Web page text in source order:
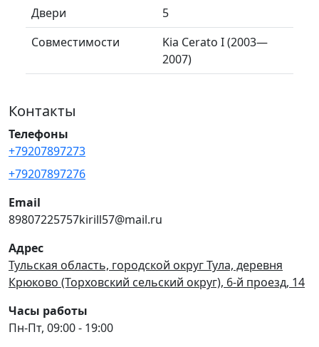
Двери
5
Совместимости
Kia Cerato I (2003—
2007)
Контакты
Телефоны
+79207897273
+79207897276
Email
89807225757kirill57@mail.ru
Адрес
Тульская область, городской округ Тула, деревня
Крюково (Торховский сельский округ), 6-й проезд, 14
Часы работы
Пн-Пт, 09:00 - 19:00